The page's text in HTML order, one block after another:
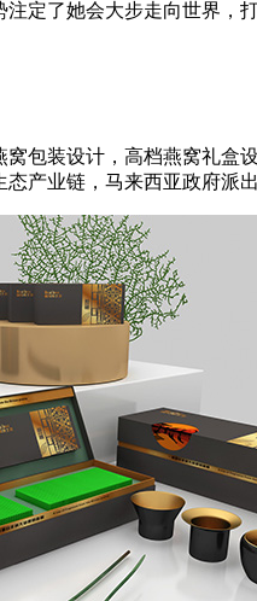
定了她会大步走向世界，
包装设计，高档燕窝礼盒
产业链，马来西亚政府派